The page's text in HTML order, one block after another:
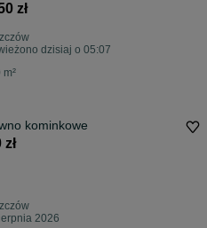
zł
dzisiaj o 05:07
m²
kominkowe
zł
2026